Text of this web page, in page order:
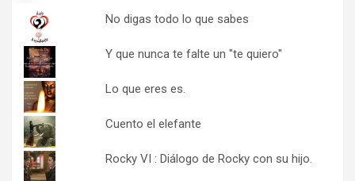
No digas todo lo que sabes
Y que nunca te falte un "te quiero"
Lo que eres es.
Cuento el elefante
Rocky VI : Diálogo de Rocky con su hijo.